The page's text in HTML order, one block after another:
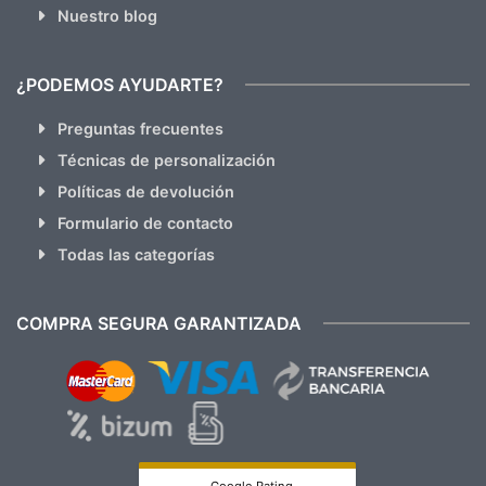
Nuestro blog
¿PODEMOS AYUDARTE?
Preguntas frecuentes
Técnicas de personalización
Políticas de devolución
Formulario de contacto
Todas las categorías
COMPRA SEGURA GARANTIZADA